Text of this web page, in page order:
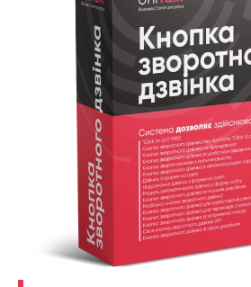
Запис телефонних розмов
Мовна аналітика
UniTalk Contact Center
SIP-телефонія
Автоматизація
Голосовий AI-агент
Автоматична система
дзвінків